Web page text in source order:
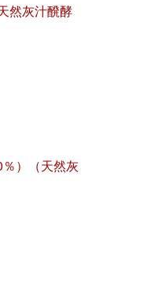
然灰汁醗酵
）（天然灰